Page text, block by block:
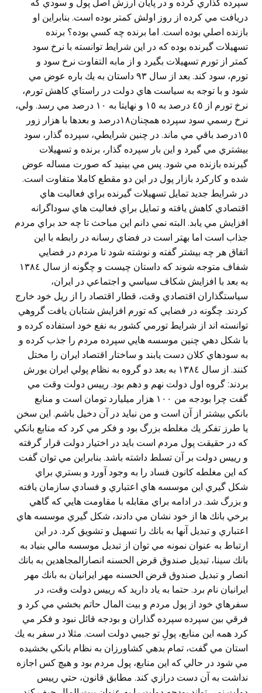
سپرده گذاري كرده و در پايان ارزش اصل پول و سودي كه
دريافت مي كرده از روز اولش كمتر بوده است. بنابراين او
بازنده اصلي بوده است. اما برنده چه كسي بوده؟ برنده
تسهيلات گيرنده بوده كه در اين شرايط توانسته با نرخ سود
كمتر از تورم تسهيلات بگيرد و از مابه التفاوت نرخ سود و
تورم، سود كند. بعد از سال ٩٣ داستان به يك باره عوض مي
شود و با توجه به سياست هاي دولت در راستاي كاهش تورم،
نرخ تورم از ٤٥ درصد به ١٥ و نهايتا به ١٠ درصد مي رسد. ولي،
نرخ رسمي سود سپرده همچنان١٨درصد و بعدها با هزار زور
١٥درصد باقي مي ماند. در چنين شرايطي، سپرده گذار، سود
بيشتري مي گيرد و اين بار سپرده گذار، برنده و تسهيلات
گيرنده بازنده مي شود. پس مي بينيد كه صورت مساله عوض
شده و كاركرد بازار پول در اين دو مقطع كاملا متفاوت است.
در شرايط جديد تمايل تسهيلات گيرنده براي فعاليت هاي
اقتصادي كاهش يافته و تمايل براي فعاليت هاي سوداگرانه
افزايش مي يابد. البته نمي دانم اين مباحث تا چه حد براي مردم
جذاب است اما بهتر است در فضاي رسانه در رابطه با اين
اتفاق هر چه بيشتر گفته و نوشته شود تا مردم در فضايي
شفاف متوجه شوند كه داستان چيست و چگونه از سال ١٣٨٤
به بعد با افزايش شكاف سياسي و اجتماعي در ايران،
سياستگذاران اقتصادي وقت، قطار اقتصاد را از ريل خود خارج
كردند. چگونه در فضايي كه تورم افزايش شتابان يافت گروهي
توانسته اند از شرايط تورمي كشور به نفع خود استفاده كرده و
با شكل دهي چنين موسسه هايي سپرده مردم را جذب كرده و
به سودهاي كلان دست يابند و ساختار اقتصاد ايران را مختل
كنند. از سال ١٣٨٤ به بعد دو گروه به نظام پولي ايران يورش
بردند: گروه اول دولت نهم و دهم بود. رييس دولت وقت مي
گفت چرا بودجه من ١٠٠ هزار ميليارد تومان است و منابع
بانكي بيشتر از آن است و من نبايد در آن دخيل باشم. اين سخن
يا طرز تفكر يك مغلطه بزرگ بود و فكر مي كرد كه منابع بانكي
كه در حقيقت پول مردم است بايد در اختيار دولت قرار گرفته
و رييس دولت بر آن تسلط داشته باشد. بنابراين مي توان گفت
كه اين مغلطه كانون فساد را به وجود آورد و بستري براي
شكل گيري اين موسسه هاي اعتباري و فسادي سازمان يافته
و بزرگ شد. در ادامه براي مقابله با مقاومت هايي كه گاهي
برخي بانك ها از خود نشان مي دادند، شكل گيري موسسه هاي
اعتباري و تبديل آنها به بانك را تسهيل و تشويق كرد. در اين
ارتباط به عنوان نمونه مي توان از تبديل موسسه مالي بنياد به
بانك سينا، تبديل صندوق قرض الحسنه انصارالمجاهدين به بانك
انصار و تبديل صندوق قرض الحسنه مهر ايرانيان به بانك مهر
ايرانيان نام برد. حتما به ياد داريد كه رييس دولت وقت، در
سفرهاي خود از پول مردم و بيت المال حاتم بخشي مي كرد و
فرقي بين سپرده سپرده گذاران و بودجه قائل نبود و فكر مي
كرد همه اين منابع، پولِ تو جيبي دولت است. مثلا در سفر به يك
استان مي گفت، تمام بدهي كشاورزان به نظام بانكي بخشيده
مي شود در حالي كه اين منابع، پول مردم بود و هيچ كس اجازه
نداشت به آن دست درازي كند. مطابق قانون، حتي رييس